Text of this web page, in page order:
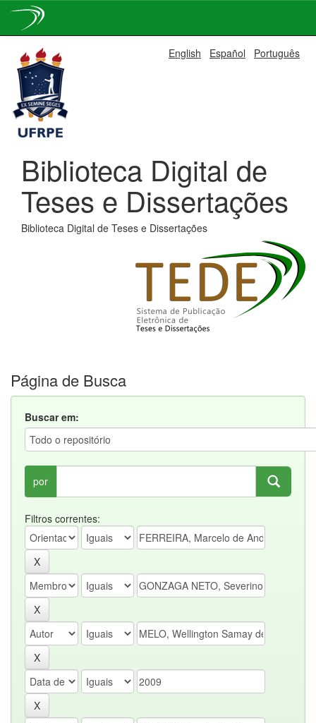
navigation
English Español Português
Biblioteca Digital de
Teses e Dissertações
Biblioteca Digital de Teses e Dissertações
Página de Busca
Buscar em:
por
Filtros correntes: